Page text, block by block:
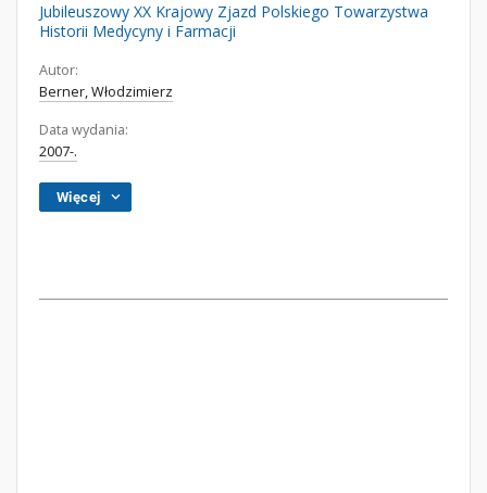
Jubileuszowy XX Krajowy Zjazd Polskiego Towarzystwa
Historii Medycyny i Farmacji
Autor:
Berner, Włodzimierz
Data wydania:
2007-.
Więcej